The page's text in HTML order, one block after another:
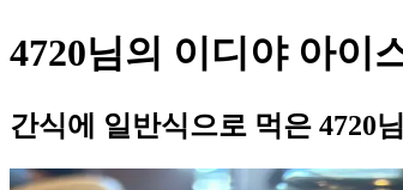
4720님의 이디야 아이
간식에 일반식으로 먹은 4720